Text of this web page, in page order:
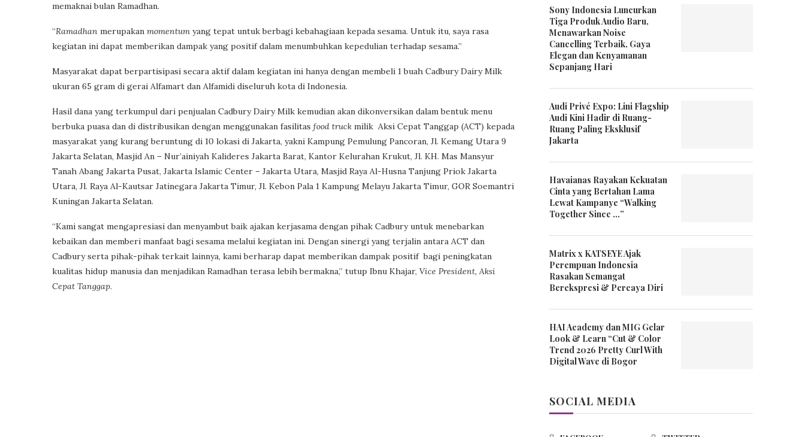
memaknai bulan Ramadhan.
“Ramadhan merupakan momentum yang tepat untuk berbagi kebahagiaan kepada sesama. Untuk itu, saya rasa
kegiatan ini dapat memberikan dampak yang positif dalam menumbuhkan kepedulian terhadap sesama.”
Masyarakat dapat berpartisipasi secara aktif dalam kegiatan ini hanya dengan membeli 1 buah Cadbury Dairy Milk
ukuran 65 gram di gerai Alfamart dan Alfamidi diseluruh kota di Indonesia.
Hasil dana yang terkumpul dari penjualan Cadbury Dairy Milk kemudian akan dikonversikan dalam bentuk menu
berbuka puasa dan di distribusikan dengan menggunakan fasilitas food truck milik Aksi Cepat Tanggap (ACT) kepada
masyarakat yang kurang beruntung di 10 lokasi di Jakarta, yakni Kampung Pemulung Pancoran, Jl. Kemang Utara 9
Jakarta Selatan, Masjid An – Nur’ainiyah Kalideres Jakarta Barat, Kantor Kelurahan Krukut, Jl. KH. Mas Mansyur
Tanah Abang Jakarta Pusat, Jakarta Islamic Center – Jakarta Utara, Masjid Raya Al-Husna Tanjung Priok Jakarta
Utara, Jl. Raya Al-Kautsar Jatinegara Jakarta Timur, Jl. Kebon Pala 1 Kampung Melayu Jakarta Timur, GOR Soemantri
Kuningan Jakarta Selatan.
“Kami sangat mengapresiasi dan menyambut baik ajakan kerjasama dengan pihak Cadbury untuk menebarkan
kebaikan dan memberi manfaat bagi sesama melalui kegiatan ini. Dengan sinergi yang terjalin antara ACT dan
Cadbury serta pihak-pihak terkait lainnya, kami berharap dapat memberikan dampak positif bagi peningkatan
kualitas hidup manusia dan menjadikan Ramadhan terasa lebih bermakna,” tutup Ibnu Khajar, Vice President, Aksi
Cepat Tanggap.
Sony Indonesia Luncurkan
Tiga Produk Audio Baru,
Menawarkan Noise
Cancelling Terbaik, Gaya
Elegan dan Kenyamanan
Sepanjang Hari
Audi Privé Expo: Lini Flagship
Audi Kini Hadir di Ruang-
Ruang Paling Eksklusif
Jakarta
Havaianas Rayakan Kekuatan
Cinta yang Bertahan Lama
Lewat Kampanye “Walking
Together Since …”
Matrix x KATSEYE Ajak
Perempuan Indonesia
Rasakan Semangat
Berekspresi & Percaya Diri
HAI Academy dan MIG Gelar
Look & Learn “Cut & Color
Trend 2026 Pretty Curl With
Digital Wave di Bogor
SOCIAL MEDIA